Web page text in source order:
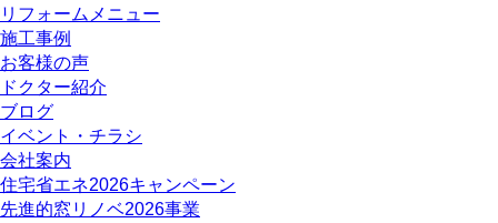
リフォームメニュー
施工事例
お客様の声
ドクター紹介
ブログ
イベント・チラシ
会社案内
住宅省エネ2026キャンペーン
先進的窓リノベ2026事業